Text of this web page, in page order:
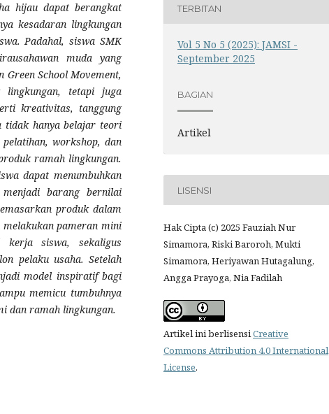
hijau dapat berangkat
kesadaran lingkungan
Padahal, siswa SMK
muda yang
School Movement,
lingkungan, tetapi juga
kreativitas, tanggung
tidak hanya belajar teori
workshop, dan
ramah lingkungan.
dapat menumbuhkan
barang bernilai
produk dalam
melakukan pameran mini
kerja siswa, sekaligus
pelaku usaha. Setelah
model inspiratif bagi
memicu tumbuhnya
dan ramah lingkungan.
TERBITAN
Vol 5 No 5 (2025): JAMSI -
September 2025
BAGIAN
Artikel
LISENSI
Hak Cipta (c) 2025 Fauziah Nur
Simamora, Riski Baroroh, Mukti
Simamora, Heriyawan Hutagalung,
Angga Prayoga, Nia Fadilah
Artikel ini berlisensiCreative
Commons Attribution 4.0 International
License.